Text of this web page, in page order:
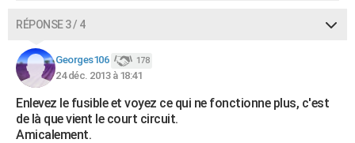
RÉPONSE 3 / 4
Georges106 178
24 déc. 2013 à 18:41
Enlevez le fusible et voyez ce qui ne fonctionne plus, c'est
de là que vient le court circuit.
Amicalement.